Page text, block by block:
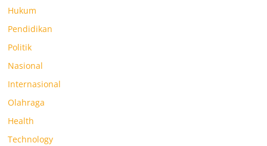
Hukum
Pendidikan
Politik
Nasional
Internasional
Olahraga
Health
Technology